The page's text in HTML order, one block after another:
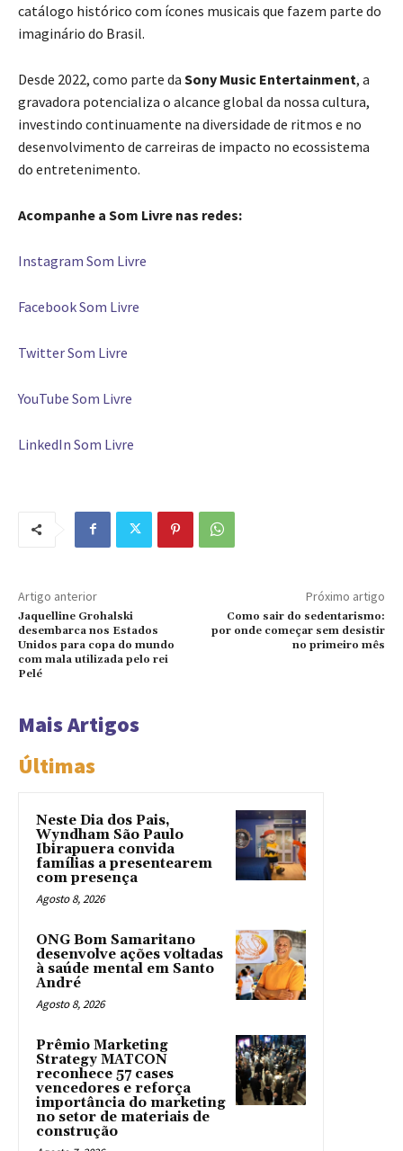
catálogo histórico com ícones musicais que fazem parte do
imaginário do Brasil.
Desde 2022, como parte da Sony Music Entertainment, a
gravadora potencializa o alcance global da nossa cultura,
investindo continuamente na diversidade de ritmos e no
desenvolvimento de carreiras de impacto no ecossistema
do entretenimento.
Acompanhe a Som Livre nas redes:
Instagram Som Livre
Facebook Som Livre
Twitter Som Livre
YouTube Som Livre
LinkedIn Som Livre
Artigo anterior
Jaquelline Grohalski
desembarca nos Estados
Unidos para copa do mundo
com mala utilizada pelo rei
Pelé
Próximo artigo
Como sair do sedentarismo:
por onde começar sem desistir
no primeiro mês
Mais Artigos
Últimas
Neste Dia dos Pais,
Wyndham São Paulo
Ibirapuera convida
famílias a presentearem
com presença
Agosto 8, 2026
ONG Bom Samaritano
desenvolve ações voltadas
à saúde mental em Santo
André
Agosto 8, 2026
Prêmio Marketing
Strategy MATCON
reconhece 57 cases
vencedores e reforça
importância do marketing
no setor de materiais de
construção